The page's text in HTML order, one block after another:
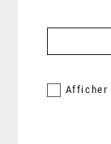
Afficher